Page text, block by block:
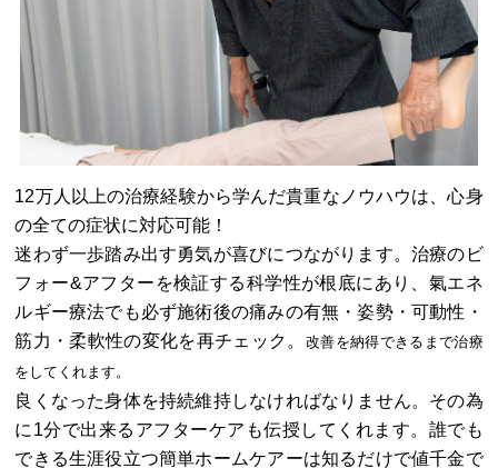
12万人以上の治療経験から学んだ貴重なノウハウは、心身
の全ての症状に対応可能！
迷わず一歩踏み出す勇気が喜びにつながります。治療のビ
フォー&アフターを検証する科学性が根底にあり、氣エネ
ルギー療法でも必ず施術後の痛みの有無・姿勢・可動性・
筋力・柔軟性の変化を再チェック。 改善を納得できるまで治療
をしてくれます。
良くなった身体を持続維持しなければなりません。その為
に1分で出来るアフターケアも伝授してくれます。誰でも
できる生涯役立つ簡単ホームケアーは知るだけで値千金で